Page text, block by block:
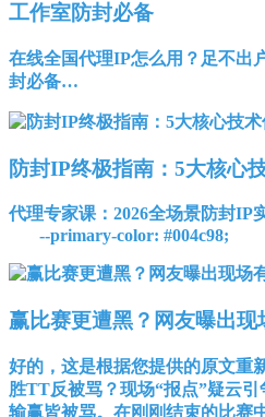
工作室防封必备
在线全国代理IP怎么用？足不出
封必备…
防封IP终极指南：5大核心
代理专家课：2026全场景防封
--primary-color:
赢比赛更遭黑？网友曝出
好的，这是根据您提供的原文重
胜TT反被骂？现场“报点”疑云
输赢皆被骂。在刚刚结束的比赛